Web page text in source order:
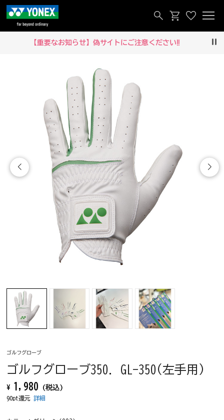
【重要なお知らせ】偽サイトにご注意ください‼
ゴルフグローブ
ゴルフグローブ350. GL-350(左手用)
¥ 1,980 (税込)
90pt還元詳細